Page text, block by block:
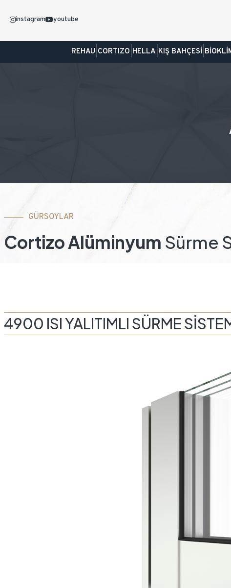
instagram youtube
REHAU CORTIZO HELLA KIŞ BAHÇESİ
GÜRSOYLAR
Cortizo Alüminyum Sürme
4900 ISI YALITIMLI SÜRME